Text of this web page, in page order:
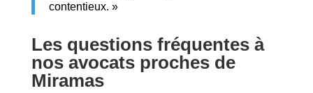
contentieux. »
Les questions fréquentes à
nos avocats proches de
Miramas